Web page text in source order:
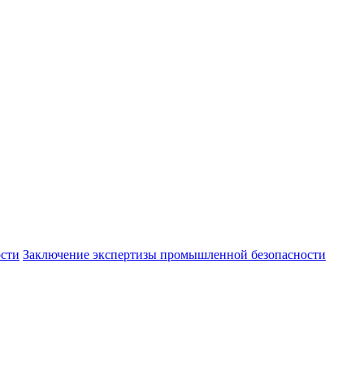
Заключение экспертизы промышленной безопасности